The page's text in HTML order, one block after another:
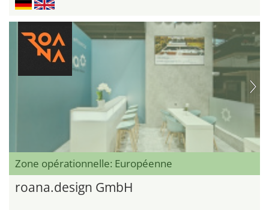
Zone opérationnelle: Européenne
roana.design GmbH